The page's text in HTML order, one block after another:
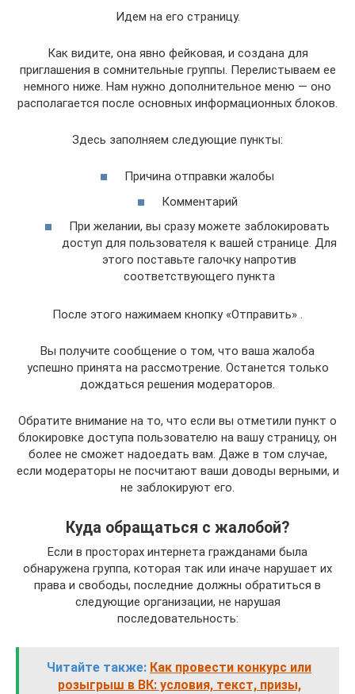
Идем на его страницу.
Как видите, она явно фейковая, и создана для
приглашения в сомнительные группы. Перелистываем ее
немного ниже. Нам нужно дополнительное меню — оно
располагается после основных информационных блоков.
Здесь заполняем следующие пункты:
Причина отправки жалобы
Комментарий
При желании, вы сразу можете заблокировать
доступ для пользователя к вашей странице. Для
этого поставьте галочку напротив
соответствующего пункта
После этого нажимаем кнопку «Отправить» .
Вы получите сообщение о том, что ваша жалоба
успешно принята на рассмотрение. Останется только
дождаться решения модераторов.
Обратите внимание на то, что если вы отметили пункт о
блокировке доступа пользователю на вашу страницу, он
более не сможет надоедать вам. Даже в том случае,
если модераторы не посчитают ваши доводы верными, и
не заблокируют его.
Куда обращаться с жалобой?
Если в просторах интернета гражданами была
обнаружена группа, которая так или иначе нарушает их
права и свободы, последние должны обратиться в
следующие организации, не нарушая
последовательность:
Читайте также: Как провести конкурс или
розыгрыш в ВК: условия, текст, призы,